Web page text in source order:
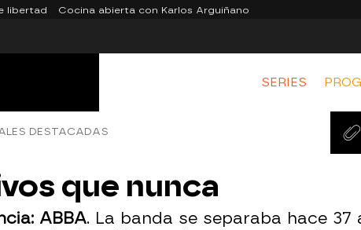
libertad Cocina abierta con Karlos Arguiñano
SERIES
DESTACADAS
que nunca
ABBA. La banda se separaba hace 37